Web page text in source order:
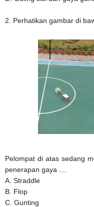
2. Perhatikan gambar di
Pelompat di atas sedang
penerapan gaya ....
A. Straddle
B. Flop
C. Gunting